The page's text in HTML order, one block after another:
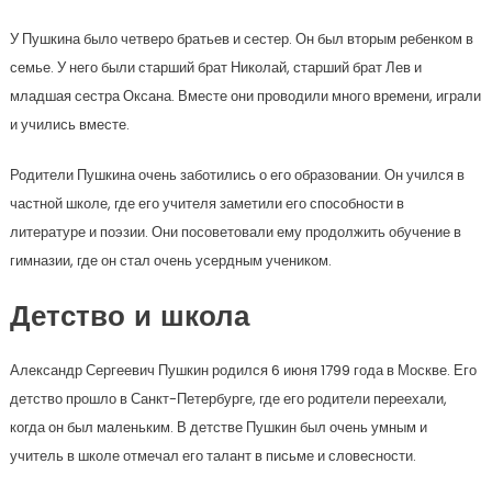
У Пушкина было четверо братьев и сестер. Он был вторым ребенком в
семье. У него были старший брат Николай, старший брат Лев и
младшая сестра Оксана. Вместе они проводили много времени, играли
и учились вместе.
Родители Пушкина очень заботились о его образовании. Он учился в
частной школе, где его учителя заметили его способности в
литературе и поэзии. Они посоветовали ему продолжить обучение в
гимназии, где он стал очень усердным учеником.
Детство и школа
Александр Сергеевич Пушкин родился 6 июня 1799 года в Москве. Его
детство прошло в Санкт-Петербурге, где его родители переехали,
когда он был маленьким. В детстве Пушкин был очень умным и
учитель в школе отмечал его талант в письме и словесности.